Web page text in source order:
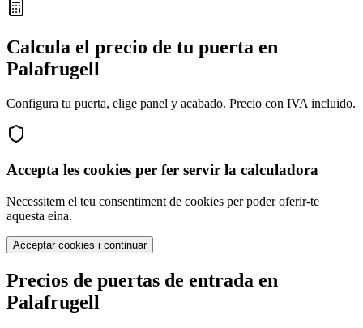
Calcula el precio de tu puerta en
Palafrugell
Configura tu puerta, elige panel y acabado. Precio con IVA incluido.
Accepta les cookies per fer servir la calculadora
Necessitem el teu consentiment de cookies per poder oferir-te
aquesta eina.
Acceptar cookies i continuar
Precios de puertas de entrada en
Palafrugell